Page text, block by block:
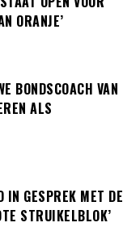
ORANJE’
BONDSCOACH VAN
ALS
IN GESPREK MET DE
STRUIKELBLOK’